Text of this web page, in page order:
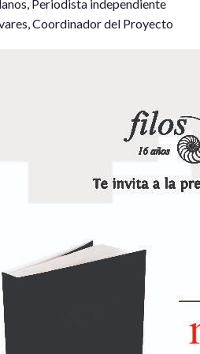
Periodista independiente
Coordinador del Proyecto